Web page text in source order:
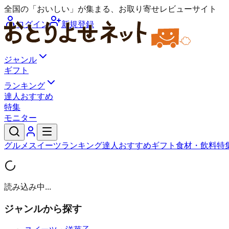
全国の「おいしい」が集まる、お取り寄せレビューサイト
ログイン
新規登録
ジャンル
ギフト
ランキング
達人おすすめ
特集
モニター
グルメ スイーツランキング達人おすすめギフト 食材・飲料特
読み込み中...
ジャンルから探す